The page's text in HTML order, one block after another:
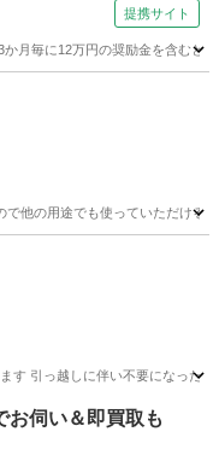
提携サイト
月毎に12万円の奨励金を含む
で他の用途でも使っていただけ
す 引っ越しに伴い不要になっ
お伺い＆即買取も